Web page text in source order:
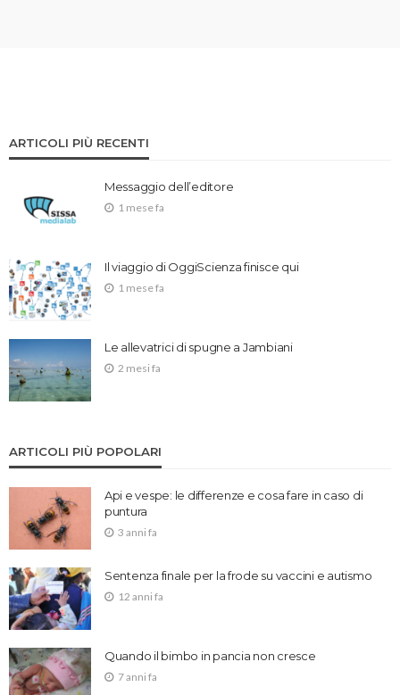
ARTICOLI PIÙ RECENTI
Messaggio dell’editore
1 mese fa
Il viaggio di OggiScienza finisce qui
1 mese fa
Le allevatrici di spugne a Jambiani
2 mesi fa
ARTICOLI PIÙ POPOLARI
Api e vespe: le differenze e cosa fare in caso di
puntura
3 anni fa
Sentenza finale per la frode su vaccini e autismo
12 anni fa
Quando il bimbo in pancia non cresce
7 anni fa